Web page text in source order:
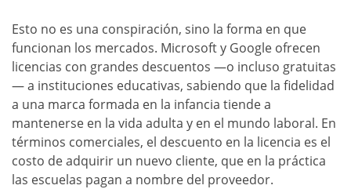
Esto no es una conspiración, sino la forma en que
funcionan los mercados. Microsoft y Google ofrecen
licencias con grandes descuentos —o incluso gratuitas
— a instituciones educativas, sabiendo que la fidelidad
a una marca formada en la infancia tiende a
mantenerse en la vida adulta y en el mundo laboral. En
términos comerciales, el descuento en la licencia es el
costo de adquirir un nuevo cliente, que en la práctica
las escuelas pagan a nombre del proveedor.